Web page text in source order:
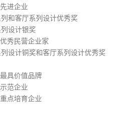
进企业
和客厅系列设计优秀奖
设计银奖
秀民营企业家
设计铜奖和客厅系列设计优秀奖
具价值品牌
范企业
点培育企业